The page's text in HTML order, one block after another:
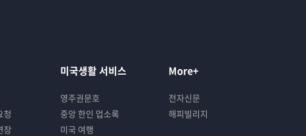
청
장
미국생활 서비스
영주권문호
중앙 한인 업소록
미국 여행
More+
전자신문
해피빌리지